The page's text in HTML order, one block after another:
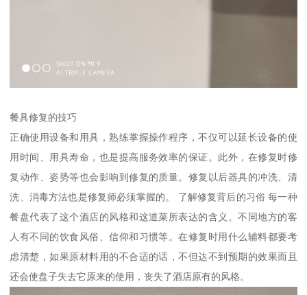
餐具修复的技巧
正确使用设备和用具，熟练掌握操作程序，不仅可以延长设备的使
用时间、用具寿命，也是提高服务效率的保证。此外，在修复时修
复动作、姿势等也会影响到修复的质量。修复以后器具的冲洗、清
洗、消毒方法也是修复师必须掌握的。 了解修复背后的习俗 每一种
餐盘代表了这个酒店的风格和这道菜所表达的含义。不同地方的客
人有不同的饮食风俗、信仰和习惯等。在修复时用什么辅料都要考
虑清楚，如果原材料用的不合适的话，不但达不到预期的效果而且
还会使盘子失去它原来的使用，丧失了酒店原有的风格。